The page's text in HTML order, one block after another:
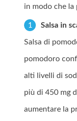
in modo che la
Salsa in
Salsa di
pomodoro
alti livelli di
più di 450 mg
aumentare la